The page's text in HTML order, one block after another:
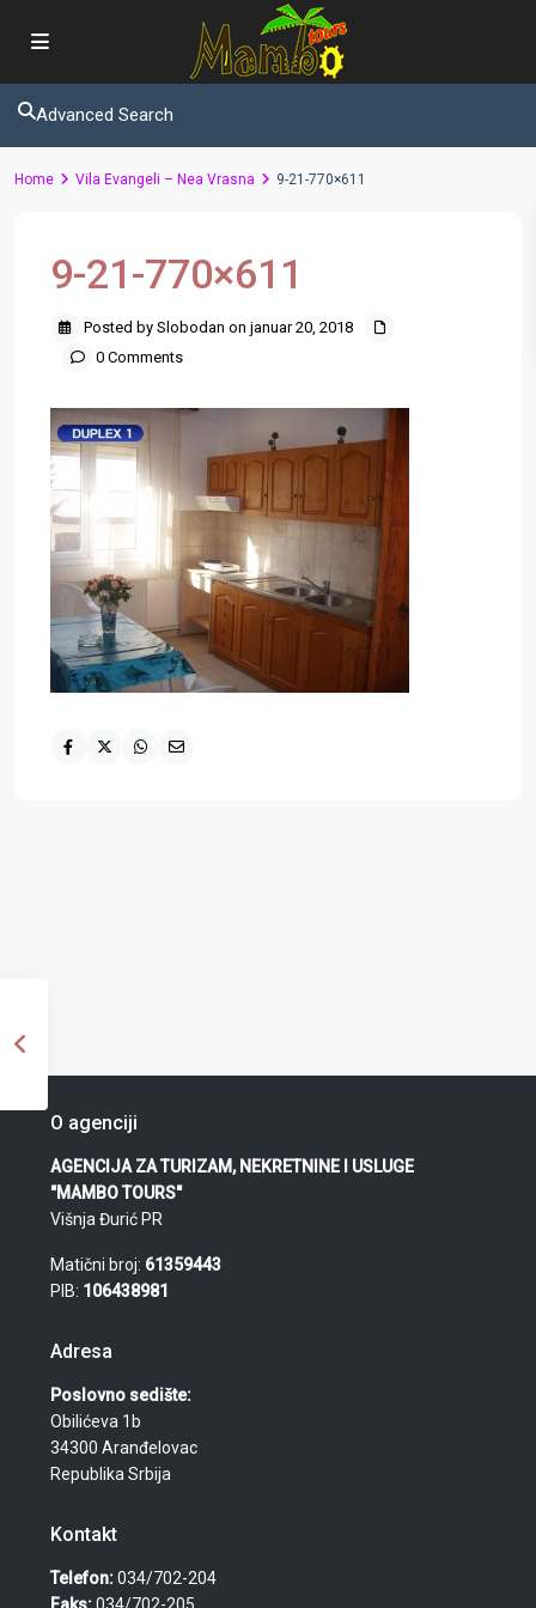
Advanced Search
Home Vila Evangeli – Nea Vrasna 9-21-770×611
9-21-770×611
Posted by Slobodan on januar 20, 2018
0 Comments
O agenciji
AGENCIJA ZA TURIZAM, NEKRETNINE I USLUGE
"MAMBO TOURS"
Višnja Đurić PR
Matični broj: 61359443
PIB: 106438981
Adresa
Poslovno sedište:
Obilićeva 1b
34300 Aranđelovac
Republika Srbija
Kontakt
Telefon:034/702-204